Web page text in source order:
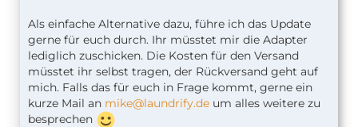
Als einfache Alternative dazu, führe ich das Update
gerne für euch durch. Ihr müsstet mir die Adapter
lediglich zuschicken. Die Kosten für den Versand
müsstet ihr selbst tragen, der Rückversand geht auf
mich. Falls das für euch in Frage kommt, gerne ein
kurze Mail an mike@laundrify.de um alles weitere zu
besprechen